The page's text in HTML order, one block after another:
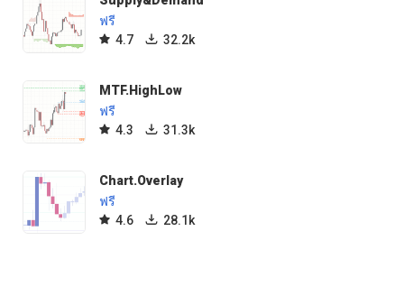
ฟรี
4.7
32.2k
MTF.HighLow
ฟรี
4.3
31.3k
Chart.Overlay
ฟรี
4.6
28.1k